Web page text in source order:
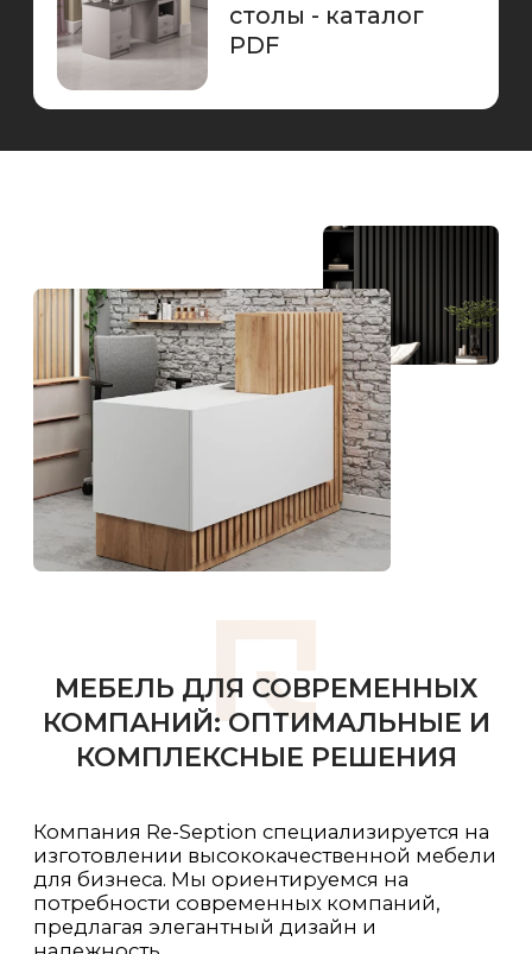
Собственное
производство
Производим мебель на своем заводе
получаете качественную мебель как
любой точки России и мы доставим
вам ваш заказ к указанной дате
Работаем быстро,
Так как у нас собственное
производство, мы не тратим время на
доставку материалов, а все
производим очень быстро.
только проверенных поставщиков,
которые проверенны многолетним
сотрудничеством